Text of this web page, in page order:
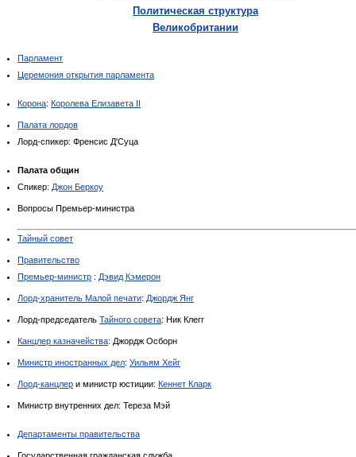
Политическая структура
Великобритании
Парламент
Церемония открытия парламента
Корона: Королева Елизавета II
Палата лордов
Лорд-спикер: Френсис Д'Суца
Палата общин
Спикер: Джон Беркоу
Вопросы Премьер-министра
Тайный совет
Правительство
Премьер-министр : Дэвид Кэмерон
Лорд-хранитель Малой печати: Джордж Янг
Лорд-председатель Тайного совета: Ник Клегг
Канцлер казначейства: Джордж Осборн
Министр иностранных дел: Уильям Хейг
Лорд-канцлер и министр юстиции: Кеннет Кларк
Министр внутренних дел: Тереза Мэй
Департаменты правительства